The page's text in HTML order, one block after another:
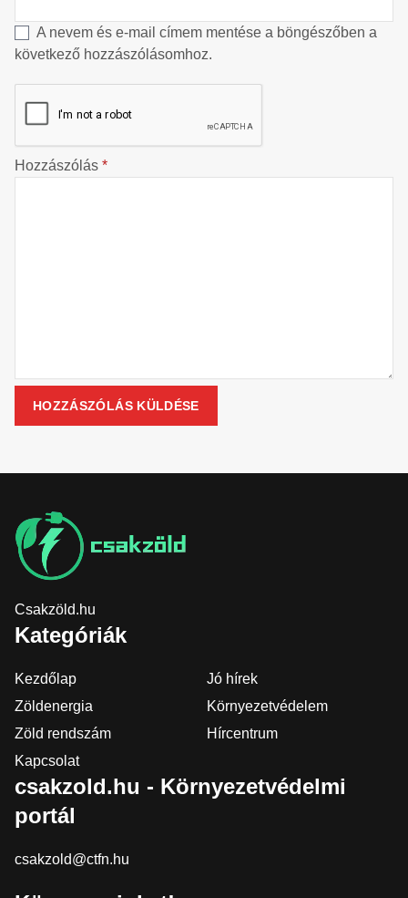
A nevem és e-mail címem mentése a böngészőben a
következő hozzászólásomhoz.
Hozzászólás *
Csakzöld.hu
Kategóriák
Kezdőlap
Jó hírek
Zöldenergia
Környezetvédelem
Zöld rendszám
Hírcentrum
Kapcsolat
csakzold.hu - Környezetvédelmi
portál
csakzold@ctfn.hu